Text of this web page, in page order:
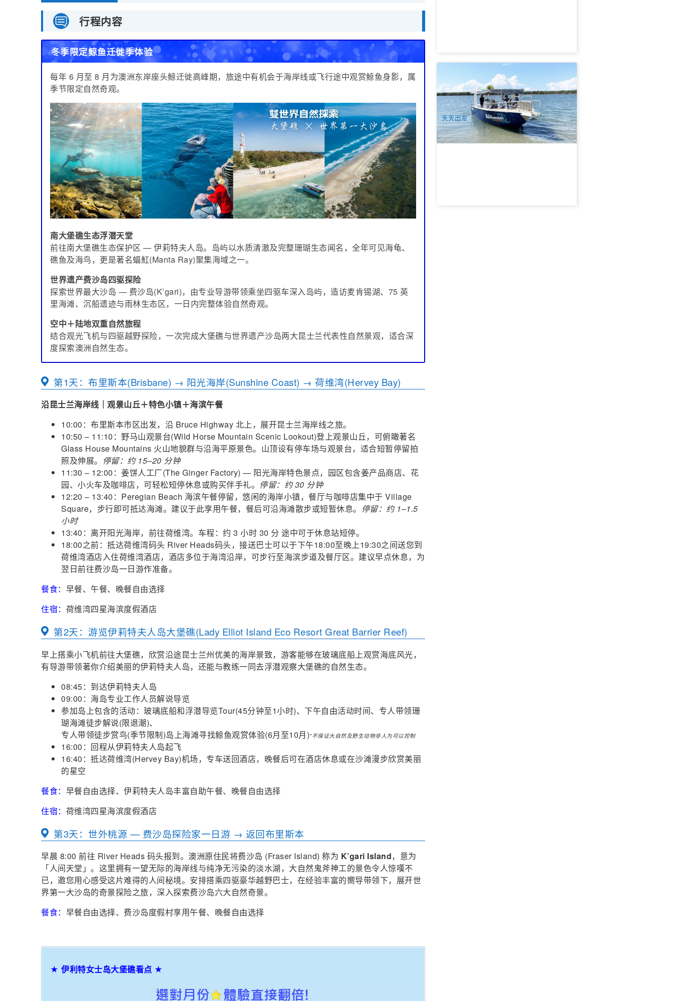
行程内容
冬季限定鲸鱼迁徙季体验
每年 6 月至 8 月为澳洲东岸座头鲸迁徙高峰期，旅途中有机会于海岸线或飞行途中观赏鲸鱼身影，属
季节限定自然奇观。
南大堡礁生态浮潜天堂
前往南大堡礁生态保护区 — 伊莉特夫人岛。岛屿以水质清澈及完整珊瑚生态闻名，全年可见海龟、
礁鱼及海鸟，更是著名蝠魟(Manta Ray)聚集海域之一。
世界遗产费沙岛四驱探险
探索世界最大沙岛 — 费沙岛(K’gari)，由专业导游带领乘坐四驱车深入岛屿，造访麦肯锡湖、75 英
里海滩、沉船遗迹与雨林生态区，一日内完整体验自然奇观。
空中＋陆地双重自然旅程
结合观光飞机与四驱越野探险，一次完成大堡礁与世界遗产沙岛两大昆士兰代表性自然景观，适合深
度探索澳洲自然生态。
第1天：布里斯本(Brisbane) → 阳光海岸(Sunshine Coast) → 荷维湾(Hervey Bay)
沿昆士兰海岸线｜观景山丘＋特色小镇＋海滨午餐
10:00：布里斯本市区出发，沿 Bruce Highway 北上，展开昆士兰海岸线之旅。
10:50 – 11:10：野马山观景台(Wild Horse Mountain Scenic Lookout)登上观景山丘，可俯瞰著名
Glass House Mountains 火山地貌群与沿海平原景色。山顶设有停车场与观景台，适合短暂停留拍
照及伸展。 停留：约 15–20 分钟
11:30 – 12:00：姜饼人工厂(The Ginger Factory) — 阳光海岸特色景点，园区包含姜产品商店、花
园、小火车及咖啡店，可轻松短停休息或购买伴手礼。 停留：约 30 分钟
12:20 – 13:40：Peregian Beach 海滨午餐停留，悠闲的海岸小镇，餐厅与咖啡店集中于 Village
Square，步行即可抵达海滩。建议于此享用午餐，餐后可沿海滩散步或短暂休息。 停留：约 1–1.5
小时
13:40：离开阳光海岸，前往荷维湾。车程：约 3 小时 30 分 途中可于休息站短停。
18:00之前：抵达荷维湾码头 River Heads码头，接送巴士可以于下午18:00至晚上19:30之间送您到
荷维湾酒店入住荷维湾酒店，酒店多位于海湾沿岸，可步行至海滨步道及餐厅区。建议早点休息，为
翌日前往费沙岛一日游作准备。
餐食： 早餐、午餐、晚餐自由选择
住宿： 荷维湾四星海滨度假酒店
第2天：游览伊莉特夫人岛大堡礁(Lady Elliot Island Eco Resort Great Barrier Reef)
早上搭乘小飞机前往大堡礁，欣赏沿途昆士兰州优美的海岸景致，游客能够在玻璃底船上观赏海底风光，
有导游带领著你介绍美丽的伊莉特夫人岛，还能与教练一同去浮潜观察大堡礁的自然生态。
08:45：到达伊莉特夫人岛
09:00：海岛专业工作人员解说导览
参加岛上包含的活动：玻璃底船和浮潜导览Tour(45分钟至1小时)、下午自由活动时间、专人带领珊
瑚海滩徒步解说(限退潮)、
专人带领徒步赏鸟(季节限制)岛上海滩寻找鲸鱼观赏体验(6月至10月)*不保证大自然及野生动物非人为可以控制
16:00：回程从伊莉特夫人岛起飞
16:40：抵达荷维湾(Hervey Bay)机场，专车送回酒店，晚餐后可在酒店休息或在沙滩漫步欣赏美丽
的星空
餐食： 早餐自由选择、伊莉特夫人岛丰富自助午餐、晚餐自由选择
住宿： 荷维湾四星海滨度假酒店
第3天：世外桃源 — 费沙岛探险家一日游 → 返回布里斯本
早晨 8:00 前往 River Heads 码头报到。澳洲原住民将费沙岛 (Fraser Island) 称为 K’gari Island，意为
「人间天堂」。这里拥有一望无际的海岸线与纯净无污染的淡水湖，大自然鬼斧神工的景色令人惊嘆不
已，邀您用心感受这片难得的人间秘境。安排搭乘四驱豪华越野巴士，在经验丰富的嚮导带领下，展开世
界第一大沙岛的奇景探险之旅，深入探索费沙岛六大自然奇景。
餐食： 早餐自由选择、费沙岛度假村享用午餐、晚餐自由选择
★ 伊利特女士岛大堡礁看点 ★
黄金海岸 私人午安包船之旅5小时 可到断
浪岛 或 南岛(South Stradbroke Island) |
从Runaway Bay出发
74 已预订
AUD $960.00 $1,000.00
OOL01141
天天出发